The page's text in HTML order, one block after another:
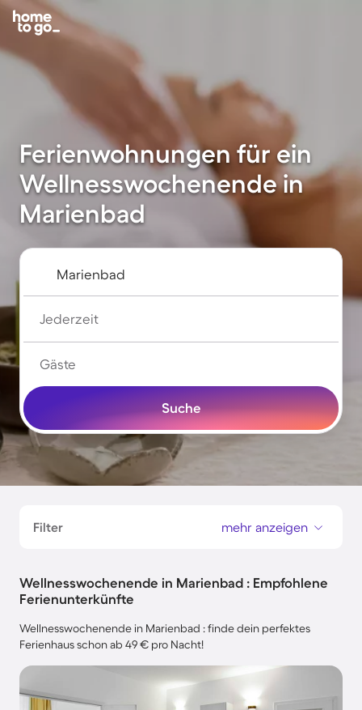
Ferienwohnungen für ein
Wellnesswochenende in
Marienbad
Jederzeit
Gäste
Suche
Filter mehr anzeigen
Wellnesswochenende in Marienbad : Empfohlene
Ferienunterkünfte
Wellnesswochenende in Marienbad : finde dein perfektes
Ferienhaus schon ab 49 € pro Nacht!